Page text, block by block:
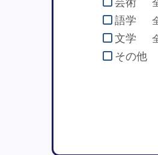
芸術
語学
文学
その他